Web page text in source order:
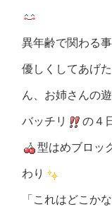
異年齢で関わる
優しくしてあげ
ん、お姉さんの
バッチリ の４
型はめブロッ
わり
「これはどこか